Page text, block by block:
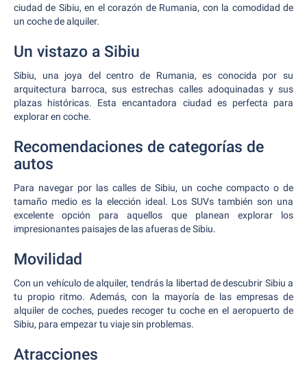
ciudad de Sibiu, en el corazón de Rumania, con la comodidad de
un coche de alquiler.
Un vistazo a Sibiu
Sibiu, una joya del centro de Rumania, es conocida por su
arquitectura barroca, sus estrechas calles adoquinadas y sus
plazas históricas. Esta encantadora ciudad es perfecta para
explorar en coche.
Recomendaciones de categorías de
autos
Para navegar por las calles de Sibiu, un coche compacto o de
tamaño medio es la elección ideal. Los SUVs también son una
excelente opción para aquellos que planean explorar los
impresionantes paisajes de las afueras de Sibiu.
Movilidad
Con un vehículo de alquiler, tendrás la libertad de descubrir Sibiu a
tu propio ritmo. Además, con la mayoría de las empresas de
alquiler de coches, puedes recoger tu coche en el aeropuerto de
Sibiu, para empezar tu viaje sin problemas.
Atracciones